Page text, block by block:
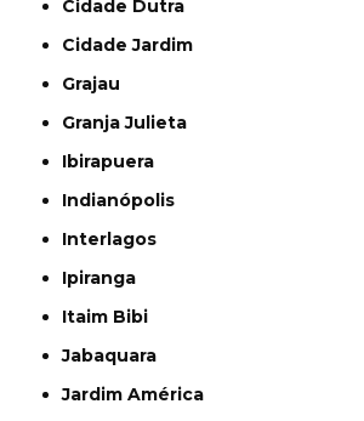
Cidade Dutra
Cidade Jardim
Grajau
Granja Julieta
Ibirapuera
Indianópolis
Interlagos
Ipiranga
Itaim Bibi
Jabaquara
Jardim América